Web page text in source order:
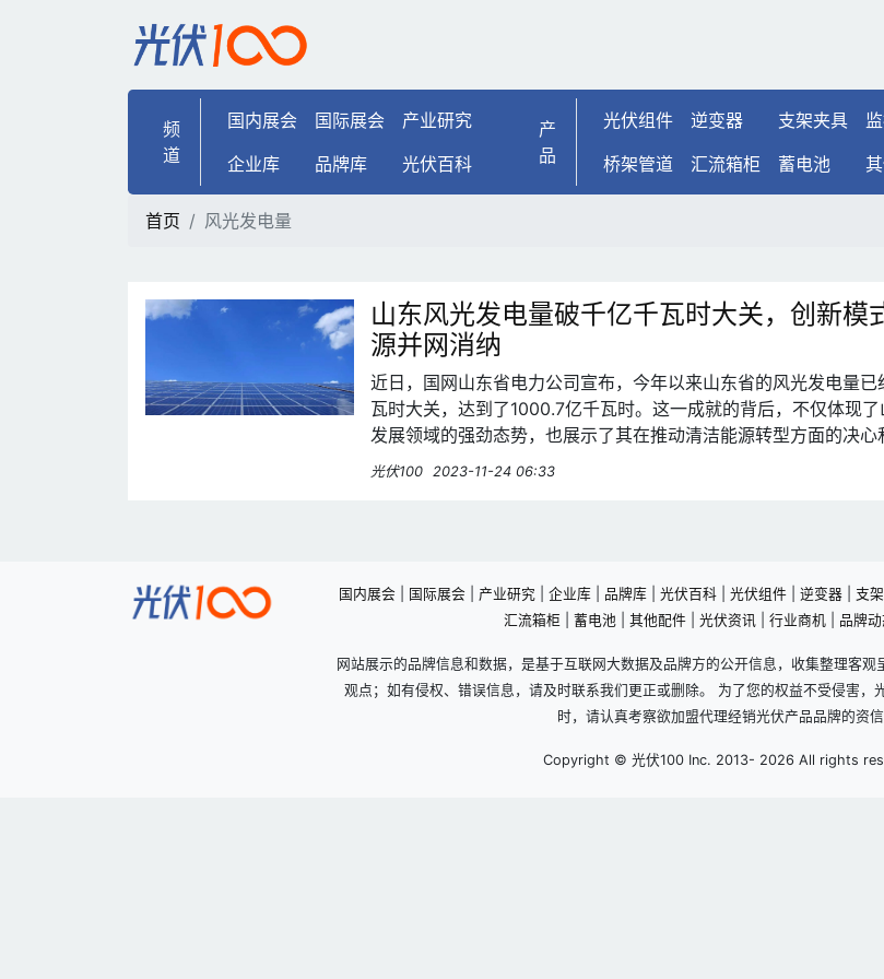
风光发电量 | 光伏100
频
道
国内展会 国际展会
产业研究
企业库
品牌库 光伏百科
产
品
光伏组件 逆变器 支架夹具
桥架管道
汇流箱柜 蓄电池
首页 风光发电量
山东风光发电量破千亿千瓦时大关，创新模
源并网消纳
近日，国网山东省电力公司宣布，今年以来山东省的风光发电量
瓦时大关，达到了1000.7亿千瓦时。这一成就的背后，不仅体现
发展领域的强劲态势，也展示了其在推动清洁能源转型方面的决心
光伏100 2023-11-24 06:33
国内展会| 国际展会| 产业研究| 企业库| 品牌库| 光伏百科| 光伏组件| 逆变器| 支
汇流箱柜
蓄电池| 其他配件| 光伏资讯| 行业商机| 品牌
网站展示的品牌信息和数据，是基于互联网大数据及品牌方的公开信息，收集整理客
观点；如有侵权、错误信息，请及时联系我们更正或删除。 为了您的权益不受侵害，
时，请认真考察欲加盟代理经销光伏产品品牌的资信
Copyright © 光伏100 Inc. 2013- 2026 All rights